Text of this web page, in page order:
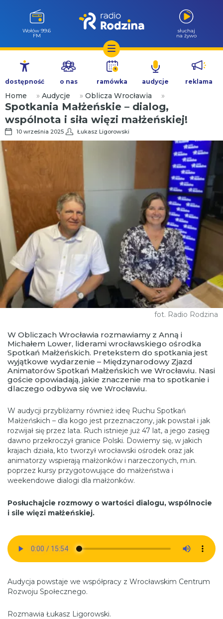
Przejdź
treści
Wołów 99.6
FM
słuchaj
na żywo
dostępność o nas ramówka audycje reklama
Home » Audycje » Oblicza Wrocławia »
Spotkania Małżeńskie – dialog,
wspólnota i siła więzi małżeńskiej!
10 września 2025 Łukasz Ligorowski
fot. Radio Rodzina
W Obliczach Wrocławia rozmawiamy z Anną i
Michałem Lower, liderami wrocławskiego ośrodka
Spotkań Małżeńskich. Pretekstem do spotkania jest
wyjątkowe wydarzenie – Międzynarodowy Zjazd
Animatorów Spotkań Małżeńskich we Wrocławiu. Nasi
goście opowiadają, jakie znaczenie ma to spotkanie i
dlaczego odbywa się we Wrocławiu.
W audycji przybliżamy również ideę Ruchu Spotkań
Małżeńskich – dla kogo jest przeznaczony, jak powstał i jak
rozwijał się przez lata. Ruch istnieje już 47 lat, a jego zasięg
dawno przekroczył granice Polski. Dowiemy się, w jakich
krajach działa, kto tworzył wrocławski ośrodek oraz jak
animatorzy wspierają małżonków i narzeczonych, m.in.
poprzez kursy przygotowujące do małżeństwa i
weekendowe dialogi dla małżonków.
Posłuchajcie rozmowy o wartości dialogu, wspólnocie
i sile więzi małżeńskiej.
Audycja powstaje we współpracy z Wrocławskim Centrum
Rozwoju Społecznego.
Rozmawia Łukasz Ligorowski.